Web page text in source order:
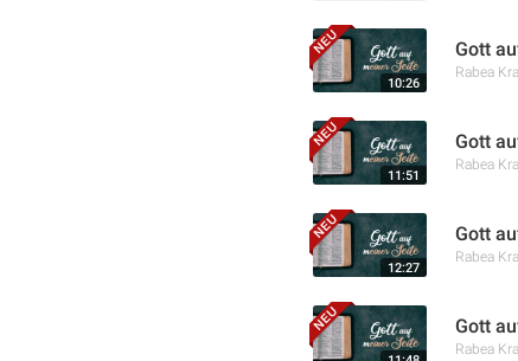
10:26
Gott
Rabea
11:51
Gott
Rabea
12:27
Gott
Rabea
Gott
Rabea